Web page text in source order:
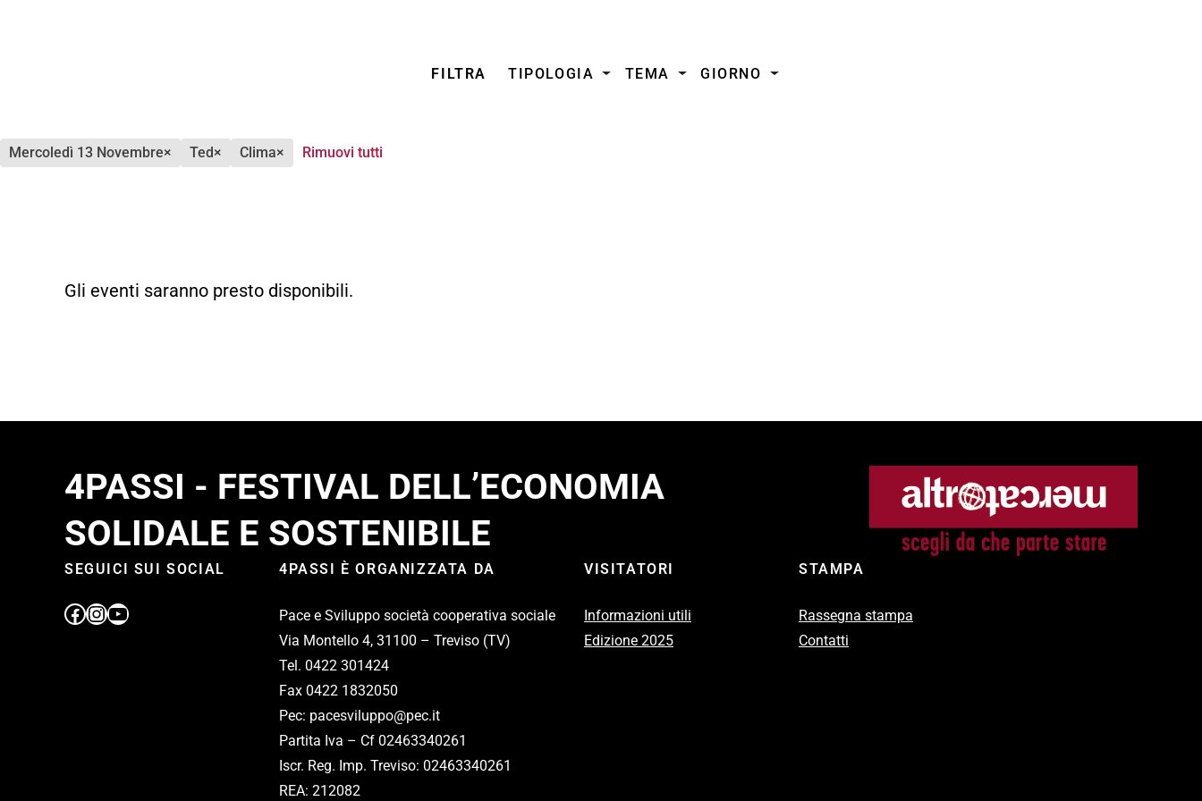
FILTRA TIPOLOGIA TEMA GIORNO
mercoledì 13 Novembre× ted× clima× Rimuovi tutti
Gli eventi saranno presto disponibili.
4PASSI - FESTIVAL DELL’ECONOMIA
SOLIDALE E SOSTENIBILE
SEGUICI SUI SOCIAL 4PASSI È ORGANIZZATA DA
Pace e Sviluppo società cooperativa sociale
Via Montello 4, 31100 – Treviso (TV)
Tel. 0422 301424
Fax 0422 1832050
Pec: pacesviluppo@pec.it
Partita Iva – Cf 02463340261
Iscr. Reg. Imp. Treviso: 02463340261
REA: 212082
VISITATORI
Informazioni utili
Edizione 2025
STAMPA
Rassegna stampa
Contatti